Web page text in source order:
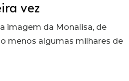
vez
imagem da Monalisa, de
menos algumas milhares de